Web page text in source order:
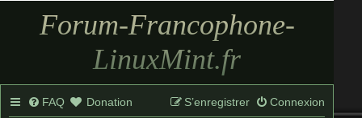
Forum-Francophone-
LinuxMint.fr
FAQ Donation Connexion
S’enregistrer